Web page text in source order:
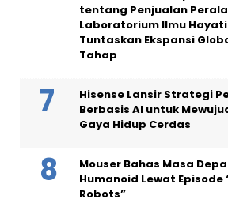
tentang Penjualan
Laboratorium Ilmu
Tuntaskan Ekspansi
Tahap
Hisense Lansir Strategi
Berbasis AI untuk
Gaya Hidup Cerdas
Mouser Bahas Masa
Humanoid Lewat Episode
Robots”